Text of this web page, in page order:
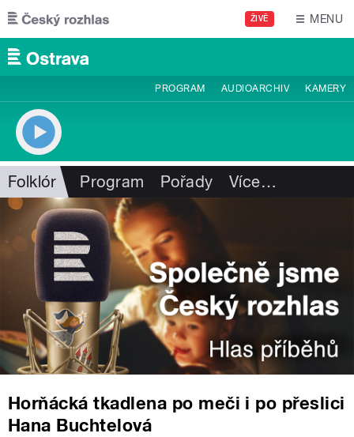
Přejít k hlavnímu obsahu
ŽIVĚ MENU
PROGRAM AUDIOARCHIV KAMERY
Folklór Program Pořady Více…
Horňácká tkadlena po meči i po přeslici
Hana Buchtelová